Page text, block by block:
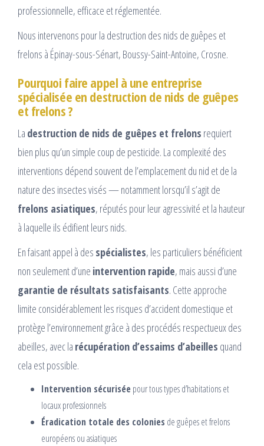
professionnelle, efficace et réglementée.
Nous intervenons pour la destruction des nids de guêpes et
frelons à Épinay-sous-Sénart, Boussy-Saint-Antoine, Crosne.
Pourquoi faire appel à une entreprise
spécialisée en destruction de nids de guêpes
et frelons ?
La destruction de nids de guêpes et frelons requiert
bien plus qu’un simple coup de pesticide. La complexité des
interventions dépend souvent de l’emplacement du nid et de la
nature des insectes visés — notamment lorsqu’il s’agit de
frelons asiatiques, réputés pour leur agressivité et la hauteur
à laquelle ils édifient leurs nids.
En faisant appel à des spécialistes, les particuliers bénéficient
non seulement d’une intervention rapide, mais aussi d’une
garantie de résultats satisfaisants. Cette approche
limite considérablement les risques d’accident domestique et
protège l’environnement grâce à des procédés respectueux des
abeilles, avec la récupération d’essaims d’abeilles quand
cela est possible.
Intervention sécurisée pour tous types d’habitations et
locaux professionnels
Éradication totale des colonies de guêpes et frelons
européens ou asiatiques